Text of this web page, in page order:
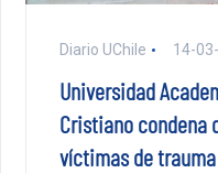
Diario UChile 14-
Universidad
Cristiano condena
víctimas de